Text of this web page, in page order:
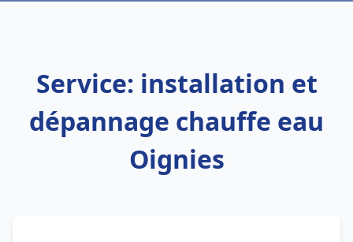
Service: installation et
dépannage chauffe eau
Oignies